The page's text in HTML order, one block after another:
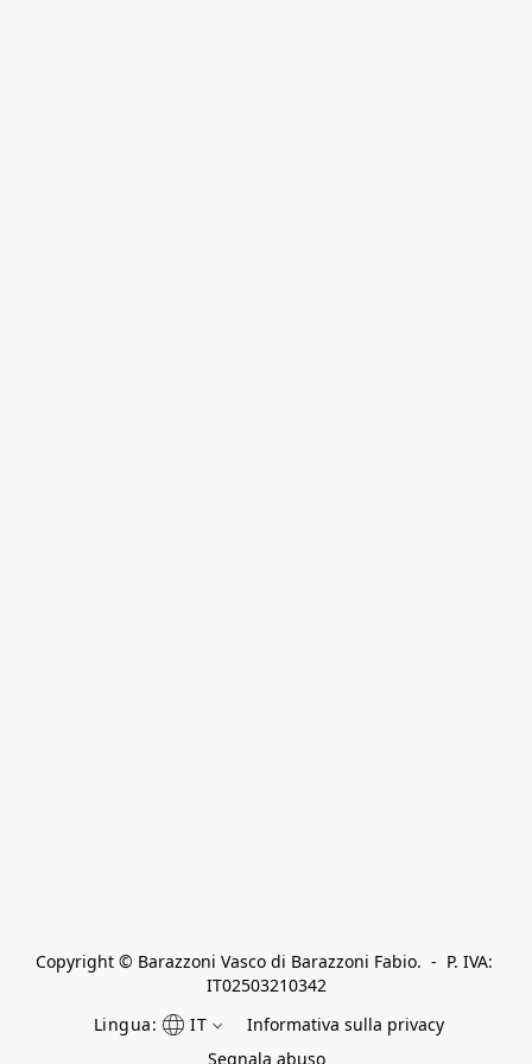
Copyright © Barazzoni Vasco di Barazzoni Fabio.  -  P. IVA:
IT02503210342
Lingua:
IT
Informativa sulla privacy
Segnala abuso